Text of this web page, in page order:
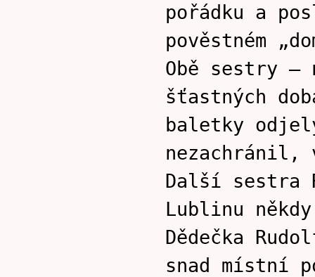
pořádku a
pověstném
Obě sestry –
šťastných
baletky
nezachránil,
Další sestra
Lublinu
Dědečka
snad místní